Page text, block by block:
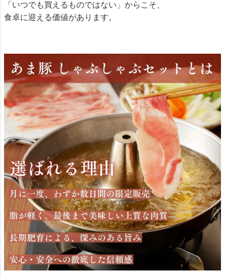
「いつでも買えるものではない」からこそ、
食卓に迎える価値があります。